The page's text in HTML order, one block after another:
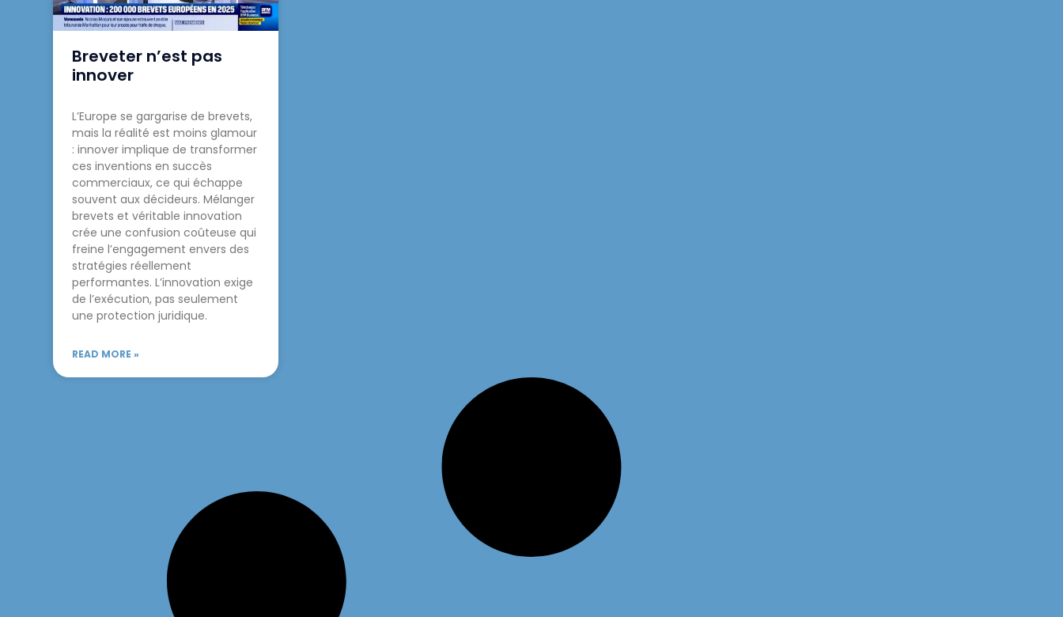
Breveter n’est pas
innover
L’Europe se gargarise de brevets,
mais la réalité est moins glamour
: innover implique de transformer
ces inventions en succès
commerciaux, ce qui échappe
souvent aux décideurs. Mélanger
brevets et véritable innovation
crée une confusion coûteuse qui
freine l’engagement envers des
stratégies réellement
performantes. L’innovation exige
de l’exécution, pas seulement
une protection juridique.
READ MORE »